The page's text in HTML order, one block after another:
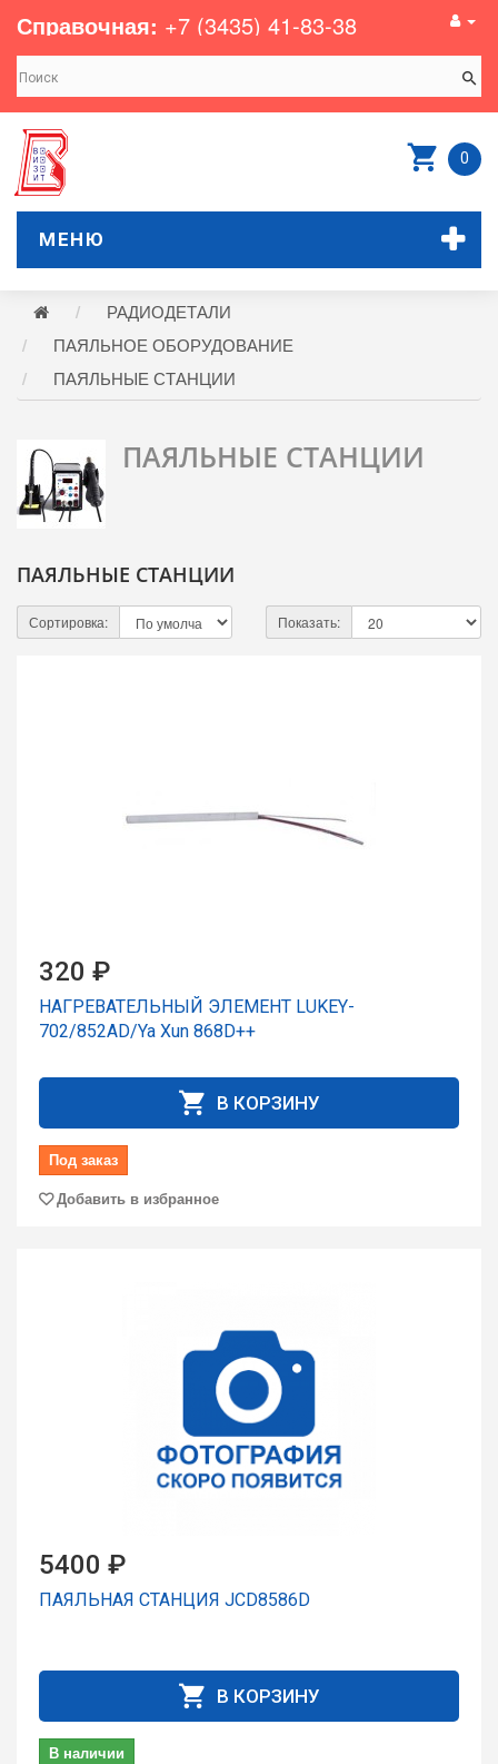
Справочная: +7 (3435) 41-83-38
0
МЕНЮ
РАДИОДЕТАЛИ
ПАЯЛЬНОЕ ОБОРУДОВАНИЕ
ПАЯЛЬНЫЕ СТАНЦИИ
ПАЯЛЬНЫЕ СТАНЦИИ
ПАЯЛЬНЫЕ СТАНЦИИ
Сортировка: Показать:
320 ₽
НАГРЕВАТЕЛЬНЫЙ ЭЛЕМЕНТ LUKEY-
702/852AD/Ya Xun 868D++
В КОРЗИНУ
Под заказ
Добавить в избранное
5400 ₽
ПАЯЛЬНАЯ СТАНЦИЯ JCD8586D
В КОРЗИНУ
В наличии